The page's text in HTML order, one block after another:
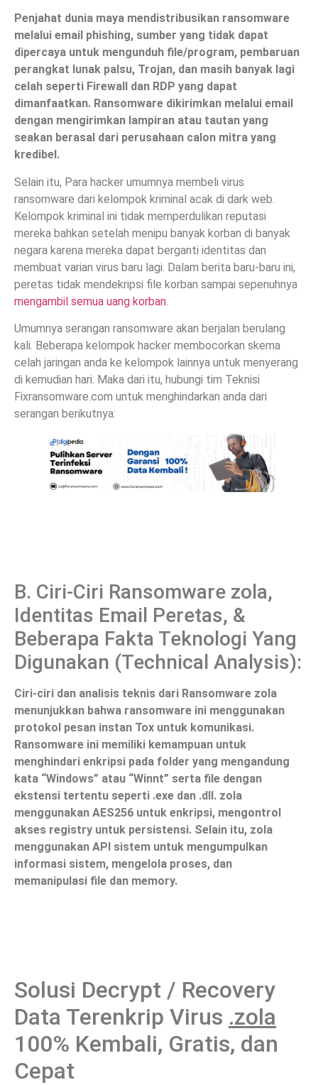
Penjahat dunia maya mendistribusikan ransomware
melalui email phishing, sumber yang tidak dapat
dipercaya untuk mengunduh file/program, pembaruan
perangkat lunak palsu, Trojan, dan masih banyak lagi
celah seperti Firewall dan RDP yang dapat
dimanfaatkan. Ransomware dikirimkan melalui email
dengan mengirimkan lampiran atau tautan yang
seakan berasal dari perusahaan calon mitra yang
kredibel.
Selain itu, Para hacker umumnya membeli virus
ransomware dari kelompok kriminal acak di dark web.
Kelompok kriminal ini tidak memperdulikan reputasi
mereka bahkan setelah menipu banyak korban di banyak
negara karena mereka dapat berganti identitas dan
membuat varian virus baru lagi. Dalam berita baru-baru ini,
peretas tidak mendekripsi file korban sampai sepenuhnya
mengambil semua uang korban
Umumnya serangan ransomware akan berjalan berulang
kali. Beberapa kelompok hacker membocorkan skema
celah jaringan anda ke kelompok lainnya untuk menyerang
di kemudian hari. Maka dari itu, hubungi tim Teknisi
Fixransomware.com untuk menghindarkan anda dari
serangan berikutnya:
B. Ciri-Ciri Ransomware zola,
Identitas Email Peretas, &
Beberapa Fakta Teknologi Yang
Digunakan (Technical Analysis):
Ciri-ciri dan analisis teknis dari Ransomware zola
menunjukkan bahwa ransomware ini menggunakan
protokol pesan instan Tox untuk komunikasi.
Ransomware ini memiliki kemampuan untuk
menghindari enkripsi pada folder yang mengandung
kata “Windows” atau “Winnt” serta file dengan
ekstensi tertentu seperti .exe dan .dll. zola
menggunakan AES256 untuk enkripsi, mengontrol
akses registry untuk persistensi. Selain itu, zola
menggunakan API sistem untuk mengumpulkan
informasi sistem, mengelola proses, dan
memanipulasi file dan memory.
Solusi Decrypt / Recovery
Data Terenkrip Virus .zola
100% Kembali, Gratis, dan
Cepat